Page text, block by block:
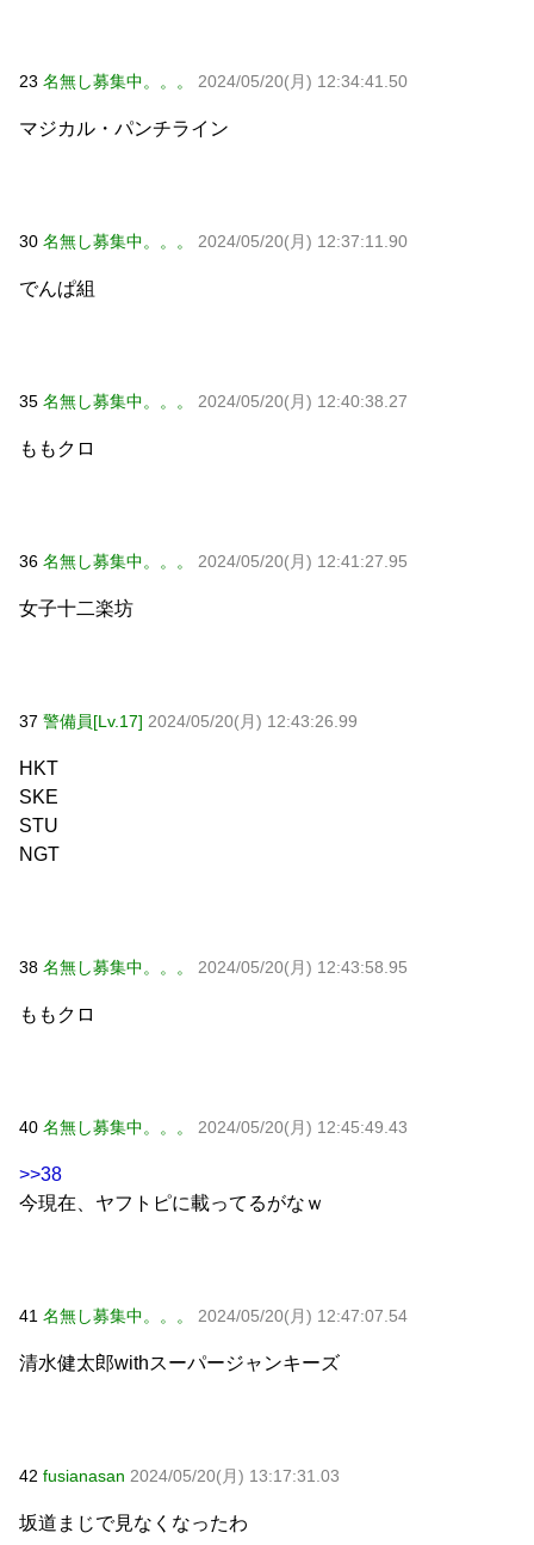
23 名無し募集中。。。 2024/05/20(月) 12:34:41.50
マジカル・パンチライン
30 名無し募集中。。。 2024/05/20(月) 12:37:11.90
でんぱ組
35 名無し募集中。。。 2024/05/20(月) 12:40:38.27
ももクロ
36 名無し募集中。。。 2024/05/20(月) 12:41:27.95
女子十二楽坊
37 警備員[Lv.17] 2024/05/20(月) 12:43:26.99
HKT
SKE
STU
NGT
38 名無し募集中。。。 2024/05/20(月) 12:43:58.95
ももクロ
40 名無し募集中。。。 2024/05/20(月) 12:45:49.43
>>38
今現在、ヤフトピに載ってるがなｗ
41 名無し募集中。。。 2024/05/20(月) 12:47:07.54
清水健太郎withスーパージャンキーズ
42 fusianasan 2024/05/20(月) 13:17:31.03
坂道まじで見なくなったわ